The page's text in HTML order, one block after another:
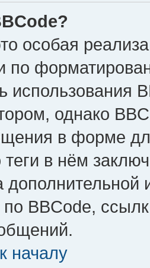
особая
по
использования
однако
в форме
в нём
по BBCode,
началу